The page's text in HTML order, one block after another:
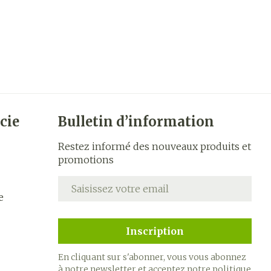
Bulletin d’information
Restez informé des nouveaux produits et
promotions
Inscription
En cliquant sur s'abonner, vous vous abonnez